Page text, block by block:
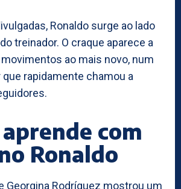
Ronaldo surge ao lado
treinador. O craque aparece a
ao mais novo, num
rapidamente chamou a
com
Ronaldo
Georgina Rodríguez mostrou um